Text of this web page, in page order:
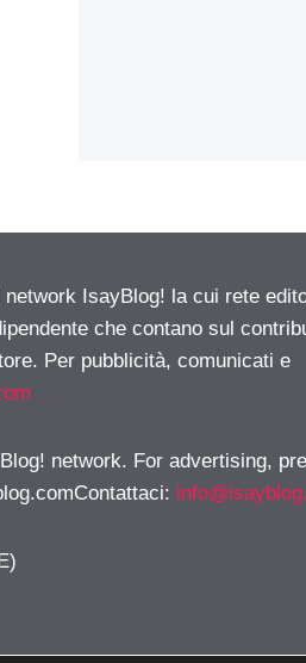
network IsayBlog! la cui rete
che contano sul
Per pubblicità, comunicati e
network. For advertising,
: